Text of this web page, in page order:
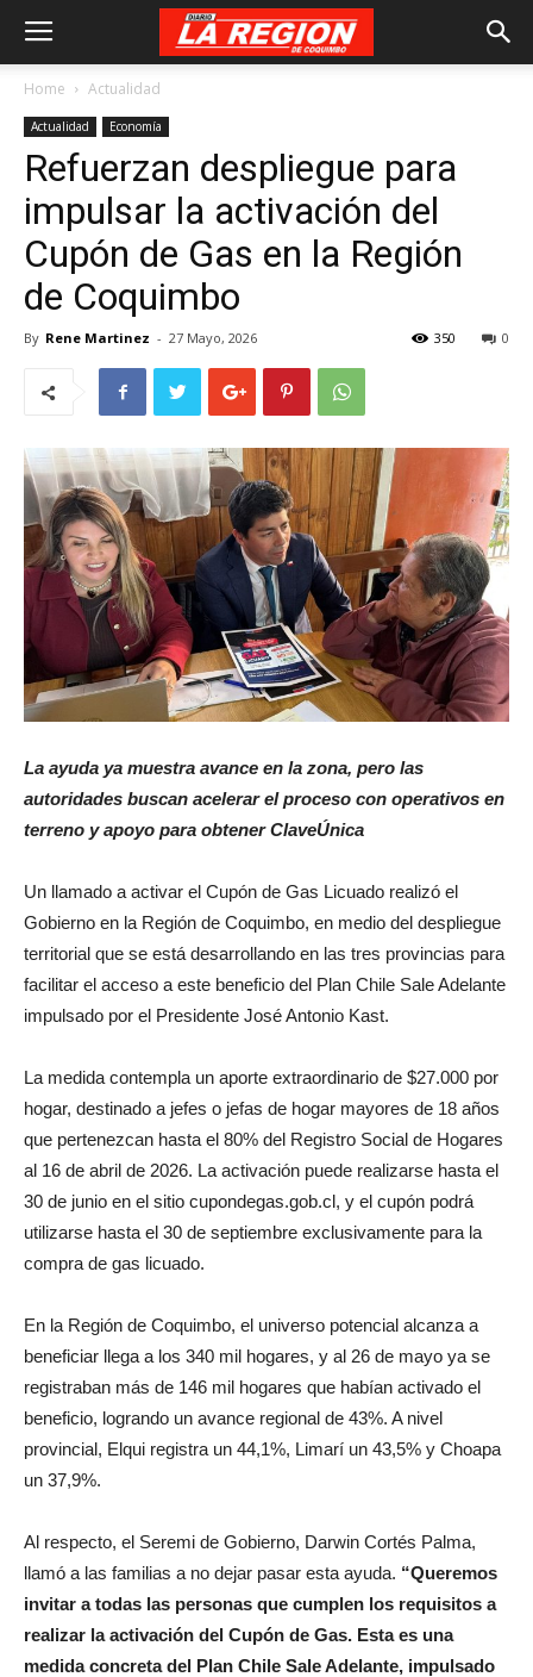
Home Actualidad
Actualidad Economía
Refuerzan despliegue para
impulsar la activación del
Cupón de Gas en la Región
de Coquimbo
By Rene Martinez - 27 Mayo, 2026 0
350
La ayuda ya muestra avance en la zona, pero las
autoridades buscan acelerar el proceso con operativos en
terreno y apoyo para obtener ClaveÚnica
Un llamado a activar el Cupón de Gas Licuado realizó el
Gobierno en la Región de Coquimbo, en medio del despliegue
territorial que se está desarrollando en las tres provincias para
facilitar el acceso a este beneficio del Plan Chile Sale Adelante
impulsado por el Presidente José Antonio Kast.
La medida contempla un aporte extraordinario de $27.000 por
hogar, destinado a jefes o jefas de hogar mayores de 18 años
que pertenezcan hasta el 80% del Registro Social de Hogares
al 16 de abril de 2026. La activación puede realizarse hasta el
30 de junio en el sitio cupondegas.gob.cl, y el cupón podrá
utilizarse hasta el 30 de septiembre exclusivamente para la
compra de gas licuado.
En la Región de Coquimbo, el universo potencial alcanza a
beneficiar llega a los 340 mil hogares, y al 26 de mayo ya se
registraban más de 146 mil hogares que habían activado el
beneficio, logrando un avance regional de 43%. A nivel
provincial, Elqui registra un 44,1%, Limarí un 43,5% y Choapa
un 37,9%.
Al respecto, el Seremi de Gobierno, Darwin Cortés Palma,
llamó a las familias a no dejar pasar esta ayuda. “Queremos
invitar a todas las personas que cumplen los requisitos a
realizar la activación del Cupón de Gas. Esta es una
medida concreta del Plan Chile Sale Adelante, impulsado